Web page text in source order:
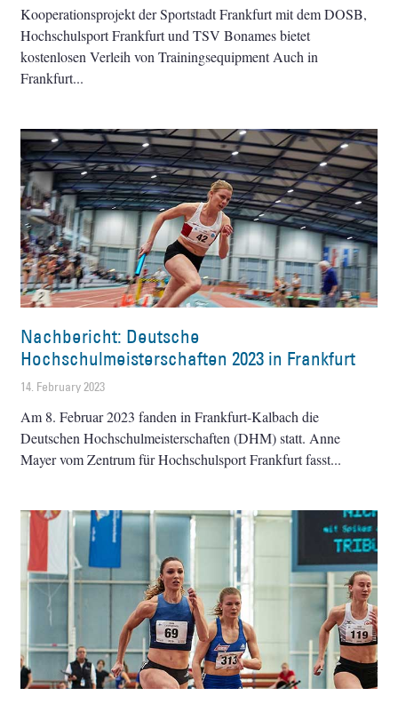
Kooperationsprojekt der Sportstadt Frankfurt mit dem DOSB,
Hochschulsport Frankfurt und TSV Bonames bietet
kostenlosen Verleih von Trainingsequipment Auch in
Frankfurt
Nachbericht: Deutsche
Hochschulmeisterschaften 2023 in Frankfurt
14. February 2023
Am 8. Februar 2023 fanden in Frankfurt-Kalbach die
Deutschen Hochschulmeisterschaften (DHM) statt. Anne
Mayer vom Zentrum für Hochschulsport Frankfurt fasst